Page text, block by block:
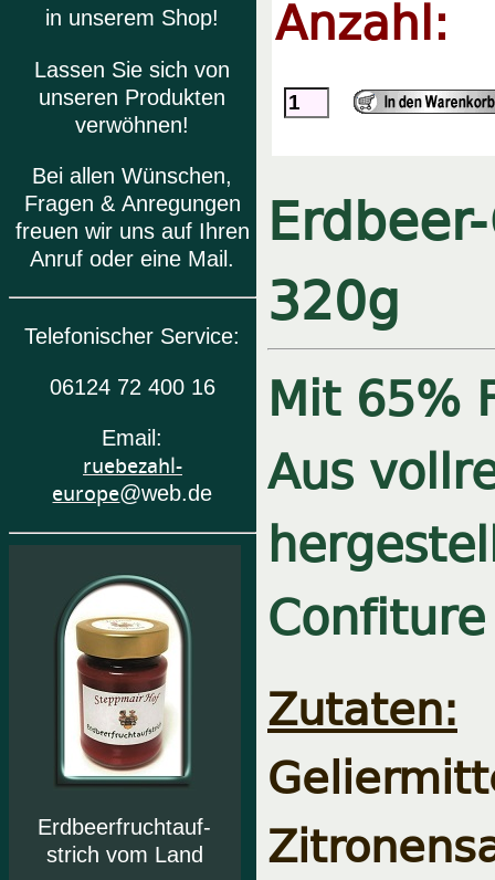
in unserem Shop!
Lassen Sie sich von
unseren Produkten
verwöhnen!
Bei allen Wünschen,
Fragen & Anregungen
freuen wir uns auf Ihren
Anruf oder eine Mail.
Telefonischer Service:
06124 72 400 16
Email:
ruebezahl-
europe@web.de
Erdbeerfruchtauf-
strich vom Land
Anzahl:
320g
Mit 65%
Aus
Zutaten: